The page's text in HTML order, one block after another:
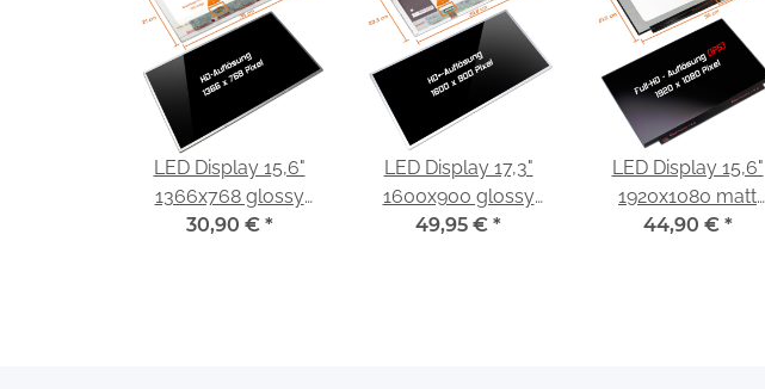
LED Display 15,6"
1366x768 glossy
passend für AUO
30,90 € *
LED Display 17,3"
1600x900 glossy
passend für LG
49,95 € *
LED Display 15,6"
1920x1080 matt
passend für Innolux
44,90 € *